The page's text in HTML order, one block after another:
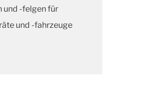
und -felgen für
und -fahrzeuge